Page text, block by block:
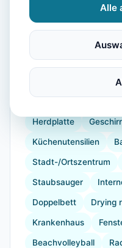
Ausstattung
Kühlschrank
Herdplatte Geschirr
Küchenutensilien
Stadt-/Ortszentrum
Staubsauger
Doppelbett Drying
Krankenhaus
Beachvolleyball
Alle